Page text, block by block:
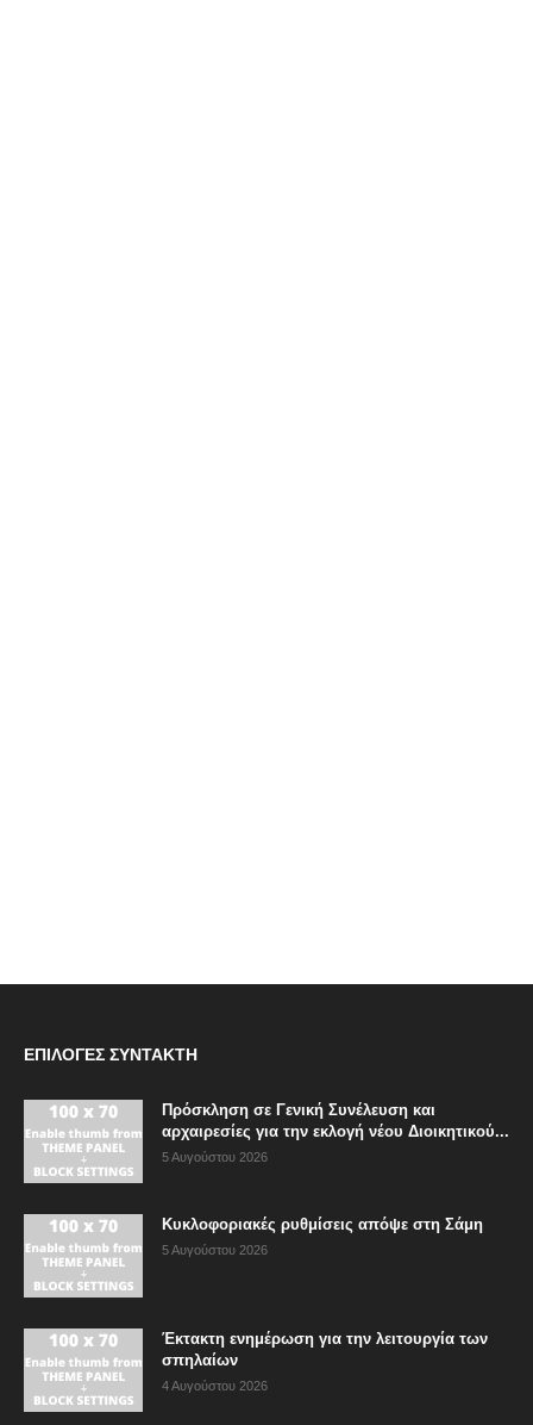
ΕΠΙΛΟΓΈΣ ΣΥΝΤΆΚΤΗ
Πρόσκληση σε Γενική Συνέλευση και
αρχαιρεσίες για την εκλογή νέου Διοικητικού...
5 Αυγούστου 2026
Κυκλοφοριακές ρυθμίσεις απόψε στη Σάμη
5 Αυγούστου 2026
Έκτακτη ενημέρωση για την λειτουργία των
σπηλαίων
4 Αυγούστου 2026